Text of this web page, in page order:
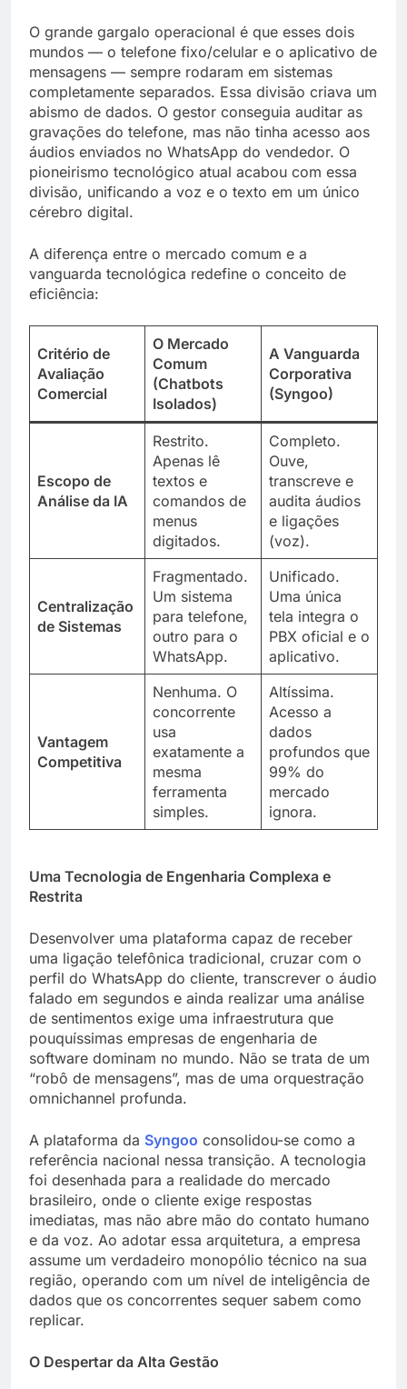
O grande gargalo operacional é que esses dois
mundos — o telefone fixo/celular e o aplicativo de
mensagens — sempre rodaram em sistemas
completamente separados. Essa divisão criava um
abismo de dados. O gestor conseguia auditar as
gravações do telefone, mas não tinha acesso aos
áudios enviados no WhatsApp do vendedor. O
pioneirismo tecnológico atual acabou com essa
divisão, unificando a voz e o texto em um único
cérebro digital.
A diferença entre o mercado comum e a
vanguarda tecnológica redefine o conceito de
eficiência:
Critério de
Avaliação
Comercial
O Mercado
Comum
(Chatbots
Isolados)
A Vanguarda
Corporativa
(Syngoo)
Escopo de
Análise da IA
Restrito.
Apenas lê
textos e
comandos de
menus
digitados.
Completo.
Ouve,
transcreve e
audita áudios
e ligações
(voz).
Centralização
de Sistemas
Fragmentado.
Um sistema
para telefone,
outro para o
WhatsApp.
Unificado.
Uma única
tela integra o
PBX oficial e o
aplicativo.
Vantagem
Competitiva
Nenhuma. O
concorrente
usa
exatamente a
mesma
ferramenta
simples.
Altíssima.
Acesso a
dados
profundos que
99% do
mercado
ignora.
Uma Tecnologia de Engenharia Complexa e
Restrita
Desenvolver uma plataforma capaz de receber
uma ligação telefônica tradicional, cruzar com o
perfil do WhatsApp do cliente, transcrever o áudio
falado em segundos e ainda realizar uma análise
de sentimentos exige uma infraestrutura que
pouquíssimas empresas de engenharia de
software dominam no mundo. Não se trata de um
“robô de mensagens”, mas de uma orquestração
omnichannel profunda.
A plataforma da Syngoo consolidou-se como a
referência nacional nessa transição. A tecnologia
foi desenhada para a realidade do mercado
brasileiro, onde o cliente exige respostas
imediatas, mas não abre mão do contato humano
e da voz. Ao adotar essa arquitetura, a empresa
assume um verdadeiro monopólio técnico na sua
região, operando com um nível de inteligência de
dados que os concorrentes sequer sabem como
replicar.
O Despertar da Alta Gestão